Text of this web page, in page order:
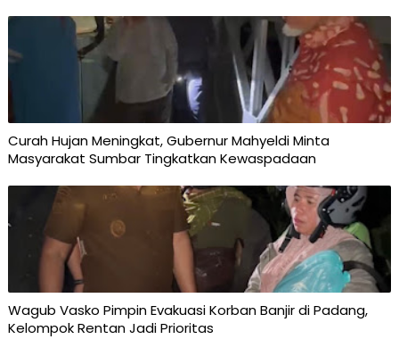
Curah Hujan Meningkat, Gubernur Mahyeldi Minta
Masyarakat Sumbar Tingkatkan Kewaspadaan
Wagub Vasko Pimpin Evakuasi Korban Banjir di Padang,
Kelompok Rentan Jadi Prioritas